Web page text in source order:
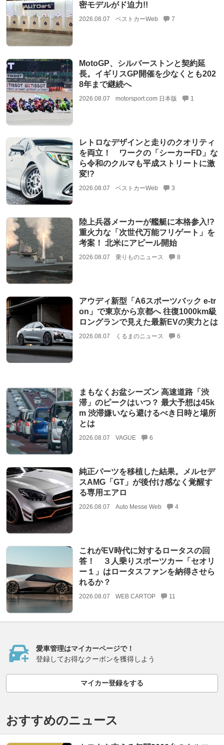
密モデルがド迫力!!
2026.08.07 ベストカーWeb 7
MotoGP、シルバーストンと契約延
長。イギリスGP開催を少なくとも202
8年まで継続へ
2026.08.07 motorsport.com 日本版 1
レトロなデザインと走りのクオリティ
を両立！ ワークの「シーカーFD」な
ら令和のクルマも平成ストリートに激
変!?
2026.08.07 ベストカーWeb 3
陸上兵器メーカーが艦艇に本格参入!?
重火力な「次世代万能フリゲート」を
考案！ 北米にアピール開始
2026.08.07 乗りものニュース 8
アウディ新型「A6スポーツバック e-tr
on」で東京から京都へ 往復1000km級
ロングランで見えた最新EVの実力とは
2026.08.07 くるまのニュース 6
まもなくお盆シーズン 高速道路「渋
滞」のピークはいつ？ 最大予想は45k
m 渋滞嫌いなら避けるべき日時と場所
とは
2026.08.07 VAGUE 6
純正パーツを移植した結果。メルセデ
スAMG「GT」が後付け感なく覚醒す
る専用エアロ
2026.08.07 Auto Messe Web 4
これがEV時代に対するロータスの回
答！ ３人乗りスポーツカー「セオリ
ー１」はロータスファンを納得させら
れるか？
2026.08.07 WEB CARTOP 11
愛車管理はマイカーページで！
登録してお得なクーポンを獲得しよう
マイカー登録をする
おすすめのニュース